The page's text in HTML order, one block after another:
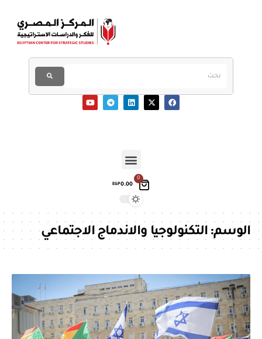
0
EGP0.00
الوسم:التكنولوجيا والاندماج الاجتماعي